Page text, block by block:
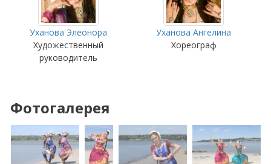
Уханова Элеонора
Художественный
руководитель
Уханова Ангелина
Хореограф
Фотогалерея